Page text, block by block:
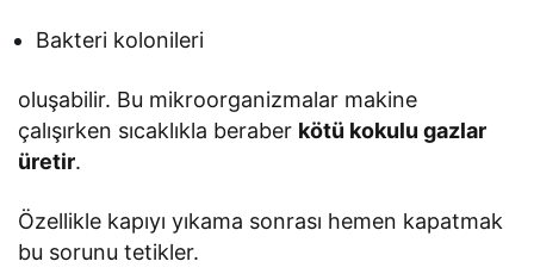
Bakteri kolonileri
oluşabilir. Bu mikroorganizmalar makine
çalışırken sıcaklıkla beraber kötü kokulu gazlar
üretir.
Özellikle kapıyı yıkama sonrası hemen kapatmak
bu sorunu tetikler.